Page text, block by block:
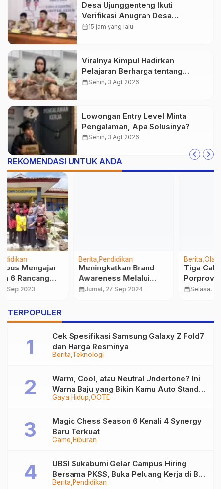
Desa Ujunggenteng Ikuti
Verifikasi Anugrah Desa
Mubarokah 2026
calendar_month15 jam yang lalu
Viralnya Kimpul Hadirkan
Pelajaran Berharga tentang
Pangan Lokal Indonesia
calendar_monthSenin, 3 Agt 2026
Lowongan Entry Level Minta
Pengalaman, Apa Solusinya?
calendar_monthSenin, 3 Agt 2026
REKOMENDASI UNTUK ANDA
Berita
Meningkatkan Brand
Awareness Melalui
Influencer Marketing:
Terbaik
calendar_month Jumat, 27 Sep 2024
Berita
Tiga Cabang Olahraga
Porprov Bali XVI 2025
Dimulai Lebih Awal
calendar_monthSelasa, 2 Sep 2025
…
TERPOPULER
Berita Teknologi
Cek Spesifikasi Samsung Galaxy Z Fold7
dan Harga Resminya
Gaya Hidup OOTD
Warm, Cool, atau Neutral Undertone? Ini
Warna Baju yang Bikin Kamu Auto Stand
Out
Game Hiburan
Magic Chess Season 6 Kenali 4 Synergy
Baru Terkuat
Berita Pendidikan
UBSI Sukabumi Gelar Campus Hiring
Bersama PKSS, Buka Peluang Kerja di BRI
Group